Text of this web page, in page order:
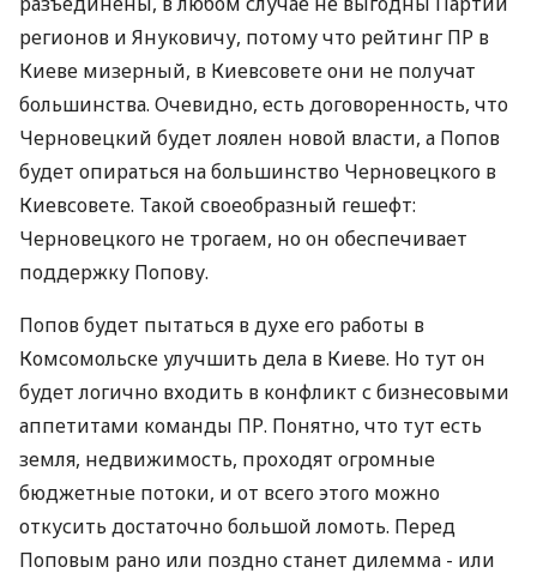
регионов и Януковичу, потому что рейтинг ПР в
Киеве мизерный, в Киевсовете они не получат
большинства. Очевидно, есть договоренность, что
Черновецкий будет лоялен новой власти, а Попов
будет опираться на большинство Черновецкого в
Киевсовете. Такой своеобразный гешефт:
Черновецкого не трогаем, но он обеспечивает
поддержку Попову.
Попов будет пытаться в духе его работы в
Комсомольске улучшить дела в Киеве. Но тут он
будет логично входить в конфликт с бизнесовыми
аппетитами команды ПР. Понятно, что тут есть
земля, недвижимость, проходят огромные
бюджетные потоки, и от всего этого можно
откусить достаточно большой ломоть. Перед
Поповым рано или поздно станет дилемма - или